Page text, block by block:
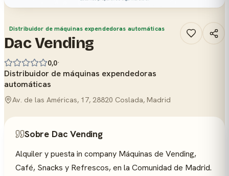
Distribuidor de máquinas expendedoras automáticas
Dac Vending
0,0·
Distribuidor de máquinas expendedoras
automáticas
Av. de las Américas, 17, 28820 Coslada, Madrid
Sobre Dac Vending
Alquiler y puesta in company Máquinas de Vending,
Café, Snacks y Refrescos, en la Comunidad de Madrid.